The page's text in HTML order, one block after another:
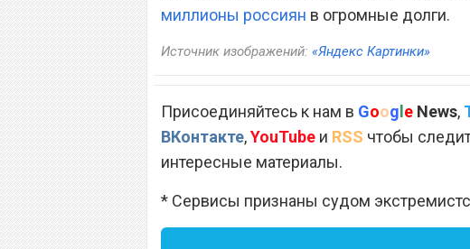
миллионы россиян в огромные долги.
Источник изображений: «Яндекс Картинки»
Присоединяйтесь к нам в Google News,
ВКонтакте,YouTube и RSS чтобы
интересные материалы.
* Сервисы признаны судом